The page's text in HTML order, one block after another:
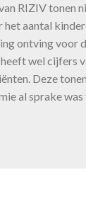
RIZIV tonen
het aantal
ontving voor
wel cijfers
Deze
al sprake was